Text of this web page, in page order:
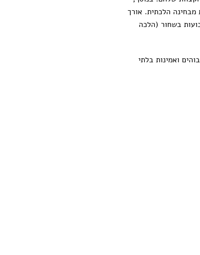
מבחינה הלכתית. אורך
חייבות להיות צבועות בשחור (הלכה
ואמינות בלתי